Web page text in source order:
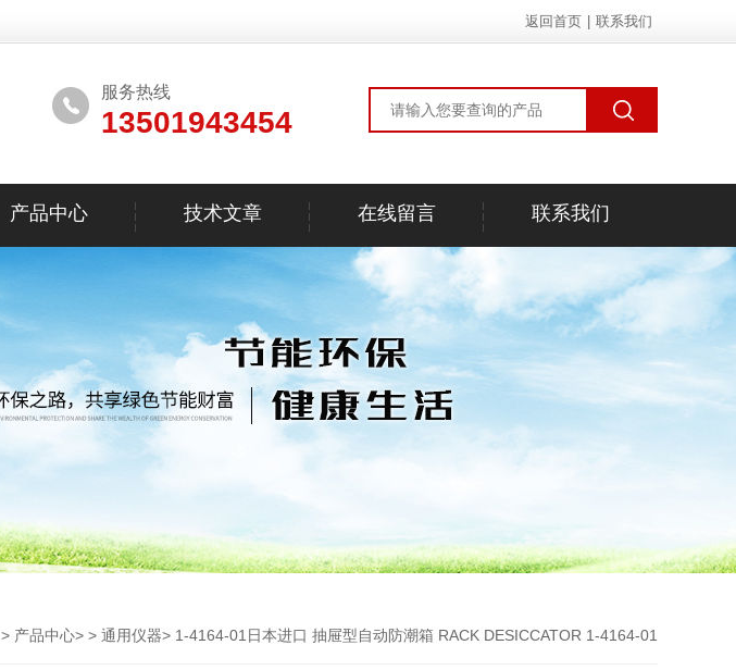
返回首页 联系我们
服务热线
13501943454
产品中心 技术文章 在线留言 联系我们
> 产品中心> > 通用仪器> 1-4164-01日本进口 抽屉型自动防潮箱 RACK DESICCATOR 1-4164-01